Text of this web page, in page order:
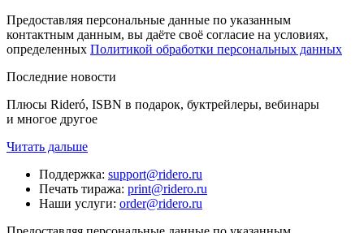
Предоставляя персональные данные по указанным
контактным данным, вы даёте своё согласие на условиях,
определенных Политикой обработки персональных данных
Последние новости
Плюсы Rideró, ISBN в подарок, буктрейлеры, вебинары
и многое другое
Читать дальше
Поддержка: support@ridero.ru
Печать тиража: print@ridero.ru
Наши услуги: order@ridero.ru